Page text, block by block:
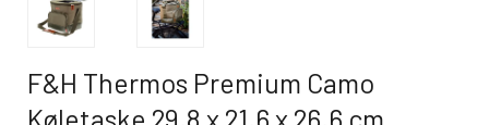
F&H Thermos Premium Camo
Køletaske 29,8 x 21,6 x 26,6 cm